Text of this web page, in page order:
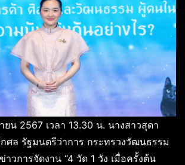
น 2567 เวลา 13.30 น. นางสาวสุดา
ศล รัฐมนตรีว่าการ กระทรวงวัฒนธรรม
าวการจัดงาน “4 วัด 1 วัง เมื่อครั้งต้น